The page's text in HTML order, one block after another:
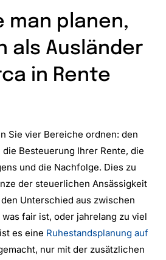
man planen,
als Ausländer
in Rente
Sie vier Bereiche ordnen: den
Besteuerung Ihrer Rente, die
und die Nachfolge. Dies zu
der steuerlichen Ansässigkeit
Unterschied aus zwischen
fair ist, oder jahrelang zu viel
es eine Ruhestandsplanung auf
nur mit der zusätzlichen